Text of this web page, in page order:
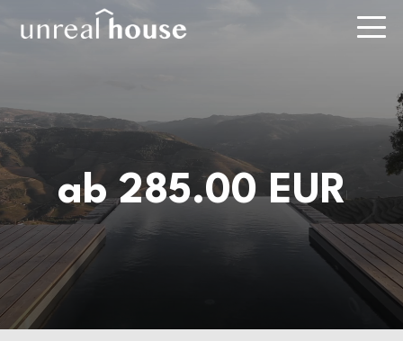
ab 285.00 EUR
ab 285.00 EUR